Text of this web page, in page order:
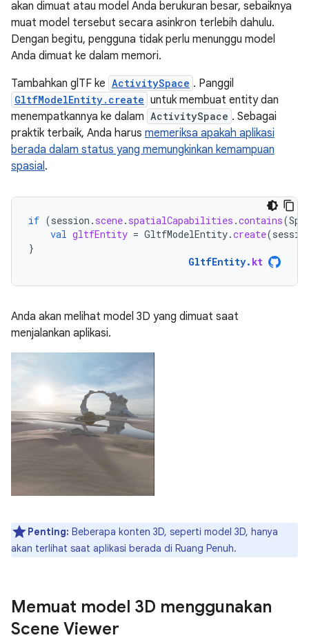
akan dimuat atau model Anda berukuran besar, sebaiknya
muat model tersebut secara asinkron terlebih dahulu.
Dengan begitu, pengguna tidak perlu menunggu model
Anda dimuat ke dalam memori.
Tambahkan glTF ke ActivitySpace . Panggil
GltfModelEntity.create untuk membuat entity dan
menempatkannya ke dalam ActivitySpace . Sebagai
praktik terbaik, Anda harus memeriksa apakah aplikasi
berada dalam status yang memungkinkan kemampuan
spasial .
if (session . scene. spatialCapabilities .contains(
val gltfEntity = GltfModelEntity.create(
}
GltfEntity. kt
Anda akan melihat model 3D yang dimuat saat
menjalankan aplikasi.
Penting: Beberapa konten 3D, seperti model 3D, hanya
akan terlihat saat aplikasi berada di Ruang Penuh.
Memuat model 3D menggunakan
Scene Viewer